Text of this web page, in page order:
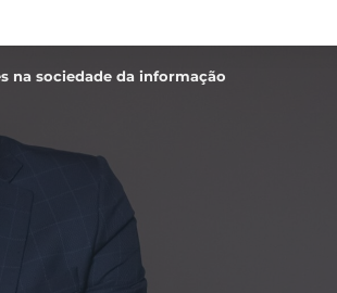
na sociedade da informação